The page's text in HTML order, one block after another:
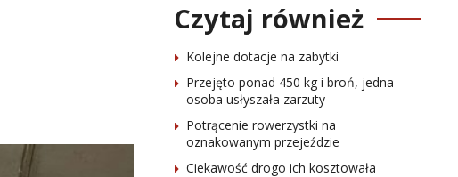
Czytaj również
Kolejne dotacje na zabytki
Przejęto ponad 450 kg i broń, jedna
osoba usłyszała zarzuty
Potrącenie rowerzystki na
oznakowanym przejeździe
Ciekawość drogo ich kosztowała